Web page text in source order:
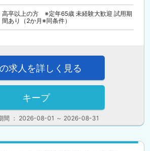
高卒以上の方 ※定年65歳 未経験大歓迎 試用期
間あり（2か月※同条件）
間 ： 2026-08-01 ～ 2026-08-31
求人を詳しく見る
キープ